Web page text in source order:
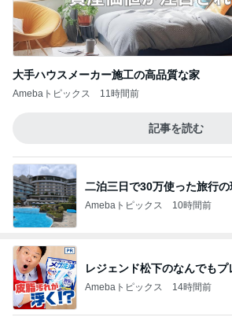
大手ハウスメーカー施工の高品質な家
Amebaトピックス 11時間前
記事を読む
二泊三日で30万使った旅行の
Amebaトピックス 10時間前
レジェンド松下のなんでもプ
Amebaトピックス 14時間前